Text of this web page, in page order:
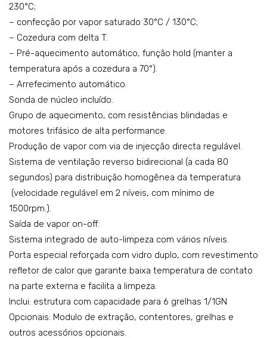
C
230°C;
– confecção por vapor saturado 30°C / 130°C;
– Cozedura com delta T.
– Pré-aquecimento automático, função hold (manter a
temperatura após a cozedura a 70°).
– Arrefecimento automático.
Sonda de núcleo incluído.
Grupo de aquecimento, com resistências blindadas e
motores trifásico de alta performance.
Produção de vapor com via de injecção directa regulável.
Sistema de ventilação reverso bidirecional (a cada 80
segundos) para distribuição homogênea da temperatura
(velocidade regulável em 2 níveis, com mínimo de
1500rpm.).
Saída de vapor on-off.
Sistema integrado de auto-limpeza com vários níveis.
Porta especial reforçada com vidro duplo, com revestimento
refletor de calor que garante baixa temperatura de contato
na parte externa e facilita a limpeza.
Inclui: estrutura com capacidade para 6 grelhas 1/1GN
Opcionais: Modulo de extração, contentores, grelhas e
outros acessórios opcionais.